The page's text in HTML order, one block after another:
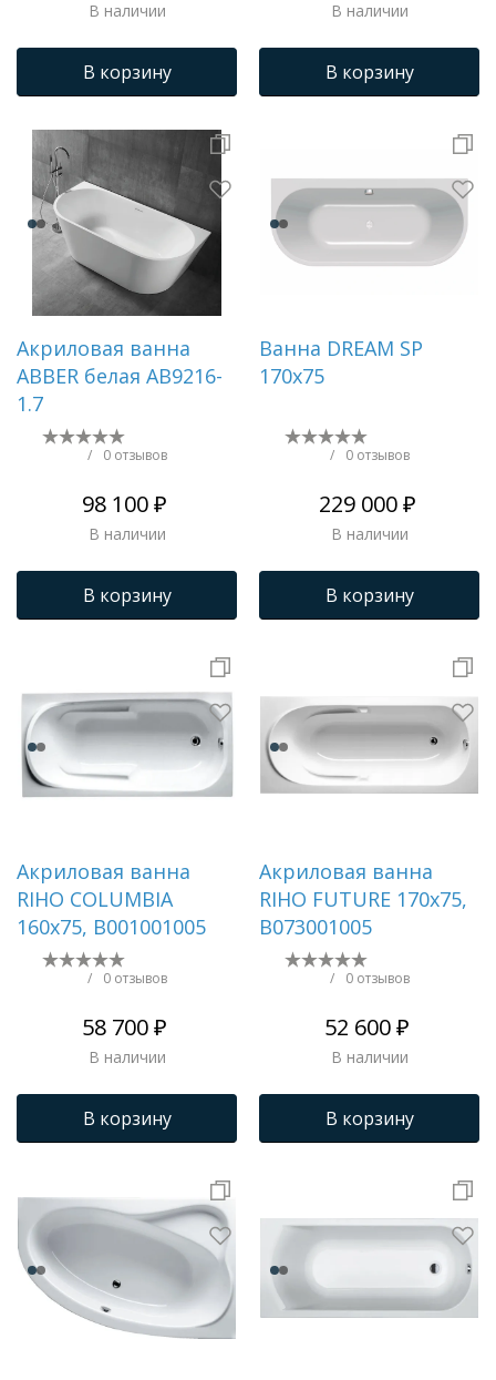
В наличии
В корзину
В наличии
В корзину
Акриловая ванна
ABBER белая AB9216-
1.7
/ 0 отзывов
98 100 ₽
В наличии
В корзину
Ванна DREAM SP
170x75
/ 0 отзывов
229 000 ₽
В наличии
В корзину
Акриловая ванна
RIHO COLUMBIA
160x75, B001001005
/ 0 отзывов
58 700 ₽
В наличии
В корзину
Акриловая ванна
RIHO FUTURE 170x75,
B073001005
/ 0 отзывов
52 600 ₽
В наличии
В корзину